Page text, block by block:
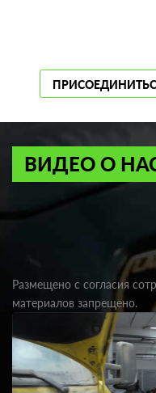
ВИДЕО О
Размещено с согласия
материалов запрещено.